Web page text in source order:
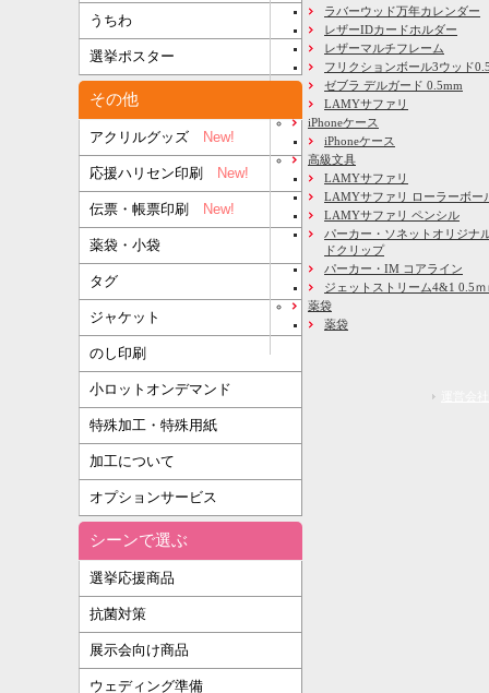
うちわ
選挙ポスター
その他
アクリルグッズ New!
応援ハリセン印刷 New!
伝票・帳票印刷 New!
薬袋・小袋
タグ
ジャケット
のし印刷
小ロットオンデマンド
特殊加工・特殊用紙
加工について
オプションサービス
シーンで選ぶ
選挙応援商品
抗菌対策
展示会向け商品
ウェディング準備
ラバーウッド万年カレンダー
レザーIDカードホルダー
レザーマルチフレーム
フリクションボール3ウッド
ゼブラ デルガード 0.5mm
LAMYサファリ
iPhoneケース
iPhoneケース
高級文具
LAMYサファリ
LAMYサファリ ローラーボー
LAMYサファリ ペンシル
パーカー・ソネットオリジナ
ドクリップ
パーカー・IM コアライン
ジェットストリーム4&1 0.5ｍ
薬袋
薬袋